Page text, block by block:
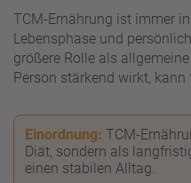
TCM-Ernährung ist immer
Lebensphase und
größere Rolle als
Person stärkend wirkt, kann
Einordnung: TCM-
Diät, sondern als
einen stabilen Alltag.